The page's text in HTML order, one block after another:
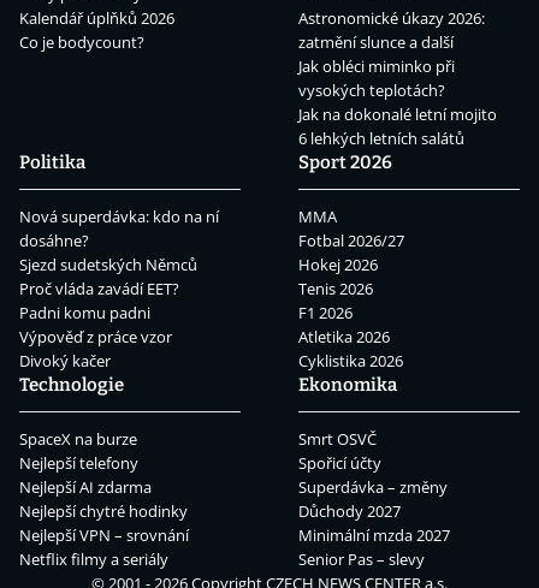
Kalendář úplňků 2026
Co je bodycount?
Astronomické úkazy 2026:
zatmění slunce a další
Jak obléci miminko při
vysokých teplotách?
Jak na dokonalé letní mojito
6 lehkých letních salátů
Politika
Nová superdávka: kdo na ní
dosáhne?
Sjezd sudetských Němců
Proč vláda zavádí EET?
Padni komu padni
Výpověď z práce vzor
Divoký kačer
Sport 2026
MMA
Fotbal 2026/27
Hokej 2026
Tenis 2026
F1 2026
Atletika 2026
Cyklistika 2026
Technologie
SpaceX na burze
Nejlepší telefony
Nejlepší AI zdarma
Nejlepší chytré hodinky
Nejlepší VPN – srovnání
Netflix filmy a seriály
Ekonomika
Smrt OSVČ
Spořicí účty
Superdávka – změny
Důchody 2027
Minimální mzda 2027
Senior Pas – slevy
© 2001 - 2026 CopyrightCZECH NEWS CENTER a.s.